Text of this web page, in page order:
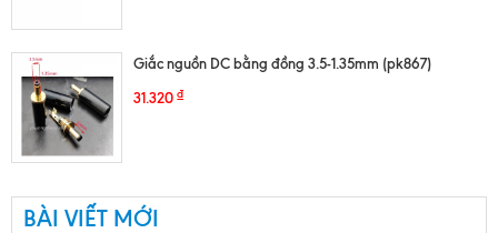
Giắc nguồn DC bằng đồng 3.5-1.35mm (pk867)
31.320 ₫
BÀI VIẾT MỚI